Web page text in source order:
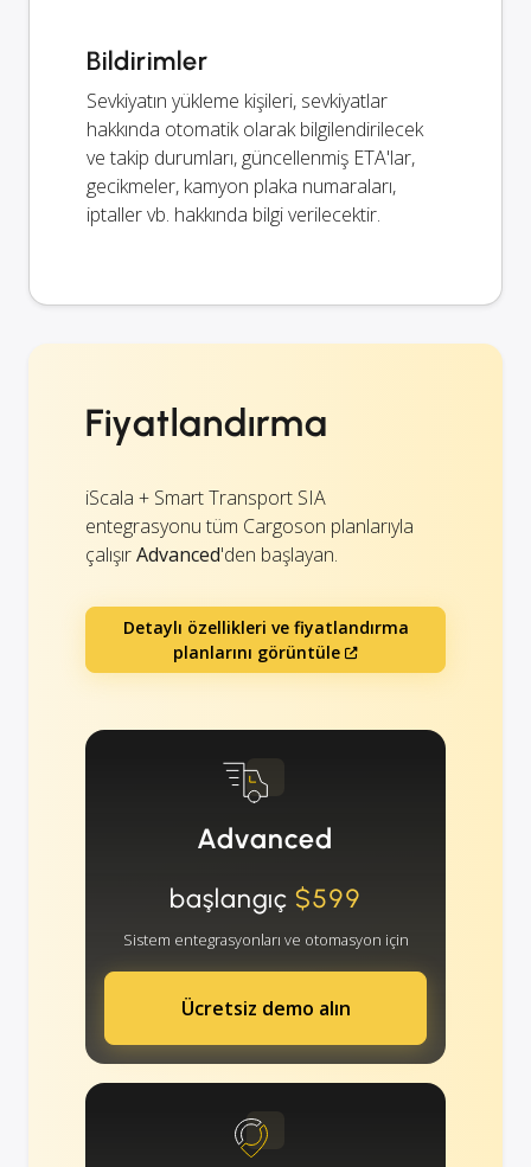
Bildirimler
Sevkiyatın yükleme kişileri, sevkiyatlar
hakkında otomatik olarak bilgilendirilecek
ve takip durumları, güncellenmiş ETA'lar,
gecikmeler, kamyon plaka numaraları,
iptaller vb. hakkında bilgi verilecektir.
Fiyatlandırma
iScala + Smart Transport SIA
entegrasyonu tüm Cargoson planlarıyla
çalışırAdvanced'den başlayan.
Detaylı özellikleri ve fiyatlandırma
planlarını görüntüle
Advanced
başlangıç$599
Sistem entegrasyonları ve otomasyon için
Ücretsiz demo alın